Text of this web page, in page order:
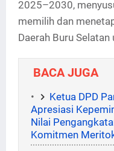
2025–2030,
memilih dan
Daerah Buru
BACA JUGA
Ketua DPD
Apresiasi
Nilai
Komitmen